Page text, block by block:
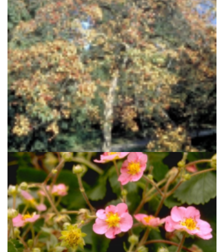
Meidoorn
Crataegus nitida